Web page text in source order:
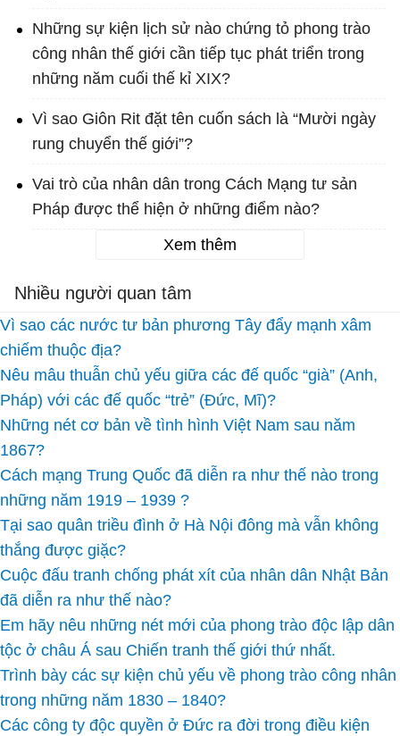
Những sự kiện lịch sử nào chứng tỏ phong trào
công nhân thế giới cần tiếp tục phát triển trong
những năm cuối thế kỉ XIX?
Vì sao Giôn Rit đặt tên cuốn sách là “Mười ngày
rung chuyển thế giới”?
Vai trò của nhân dân trong Cách Mạng tư sản
Pháp được thể hiện ở những điểm nào?
Xem thêm
Nhiều người quan tâm
Vì sao các nước tư bản phương Tây đẩy mạnh xâm
chiếm thuộc địa?
Nêu mâu thuẫn chủ yếu giữa các đế quốc “già” (Anh,
Pháp) với các đế quốc “trẻ” (Đức, Mĩ)?
Những nét cơ bản về tình hình Việt Nam sau năm
1867?
Cách mạng Trung Quốc đã diễn ra như thế nào trong
những năm 1919 – 1939 ?
Tại sao quân triều đình ở Hà Nội đông mà vẫn không
thắng được giặc?
Cuộc đấu tranh chống phát xít của nhân dân Nhật Bản
đã diễn ra như thế nào?
Em hãy nêu những nét mới của phong trào độc lập dân
tộc ở châu Á sau Chiến tranh thế giới thứ nhất.
Trình bày các sự kiện chủ yếu về phong trào công nhân
trong những năm 1830 – 1840?
Các công ty độc quyền ở Đức ra đời trong điều kiện